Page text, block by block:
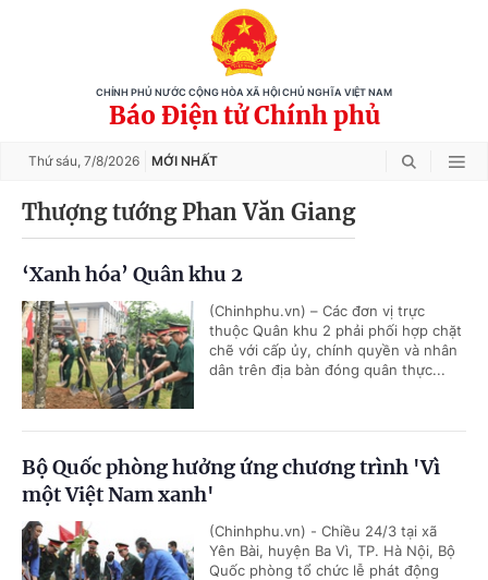
CHÍNH PHỦ NƯỚC CỘNG HÒA XÃ HỘI CHỦ NGHĨA VIỆT NAM
Báo Điện tử Chính phủ
Thứ sáu, 7/8/2026 MỚI NHẤT
Thượng tướng Phan Văn Giang
‘Xanh hóa’ Quân khu 2
(Chinhphu.vn) – Các đơn vị trực
thuộc Quân khu 2 phải phối hợp chặt
chẽ với cấp ủy, chính quyền và nhân
dân trên địa bàn đóng quân thực...
Bộ Quốc phòng hưởng ứng chương trình 'Vì
một Việt Nam xanh'
(Chinhphu.vn) - Chiều 24/3 tại xã
Yên Bài, huyện Ba Vì, TP. Hà Nội, Bộ
Quốc phòng tổ chức lễ phát động